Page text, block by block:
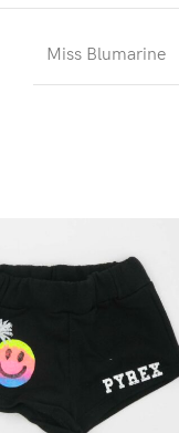
Miss Blumarine